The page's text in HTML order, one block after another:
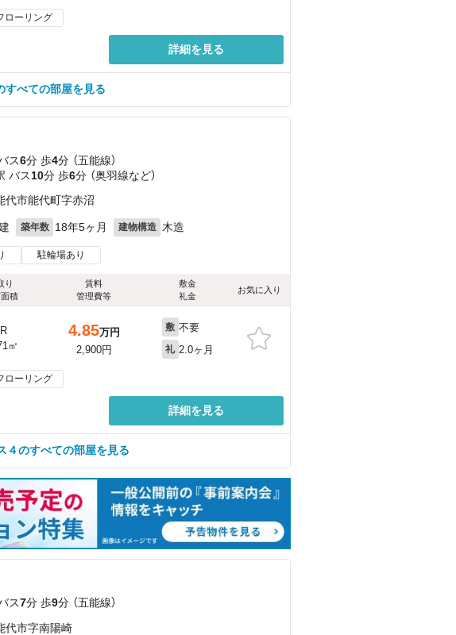
ローリング
詳細を見る
すべての部屋を見る
ス6分 歩4分 （五能線）
バス10分 歩6分 （奥羽線など）
代市能代町字赤沼
築年数 18年5ヶ月 建物構造 木造
駐輪場あり
り
積
賃料
管理費等
敷金
礼金
お気に入り
㎡
4.85万円
2,900円
敷 不要
礼 2.0ヶ月
ローリング
詳細を見る
４のすべての部屋を見る
ス7分 歩9分 （五能線）
代市字南陽崎